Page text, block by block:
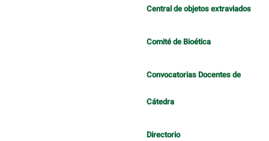
Central de objetos extraviados
Comité de Bioética
Convocatorias Docentes de
Cátedra
Directorio